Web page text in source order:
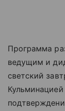
Программа
ведущим и
светский